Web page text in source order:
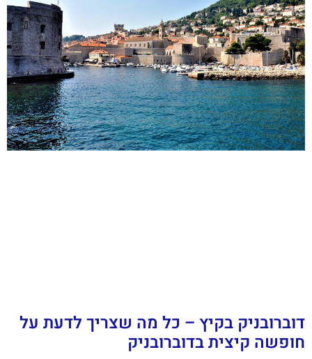
דוברובניק בקיץ – כל מה שצריך לדעת על
חופשה קיצית בדוברובניק